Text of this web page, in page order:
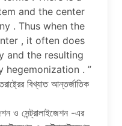
and the center
. Thus when the
, it often does
and the resulting
hegemonization . ”
বিখ্যাত আন্তর্জাতিক
ও সেন্ট্রালাইজেশন -এর